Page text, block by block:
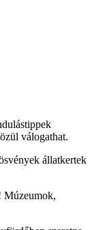
válogathat.
állatkertek
Múzeumok,